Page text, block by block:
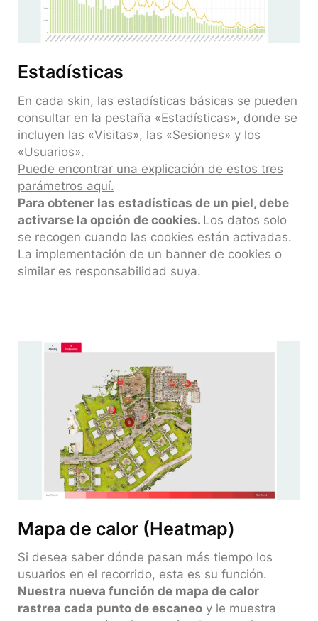
Estadísticas
En cada skin, las estadísticas básicas se pueden
consultar en la pestaña «Estadísticas», donde se
incluyen las «Visitas», las «Sesiones» y los
«Usuarios».
Puede encontrar una explicación de estos tres
parámetros aquí.
Para obtener las estadísticas de un piel, debe
activarse la opción de cookies. Los datos solo
se recogen cuando las cookies están activadas.
La implementación de un banner de cookies o
similar es responsabilidad suya.
Mapa de calor (Heatmap)
Si desea saber dónde pasan más tiempo los
usuarios en el recorrido, esta es su función.
Nuestra nueva función de mapa de calor
rastrea cada punto de escaneoy le muestra